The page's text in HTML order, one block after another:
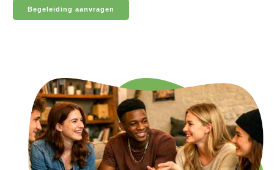
Begeleiding aanvragen